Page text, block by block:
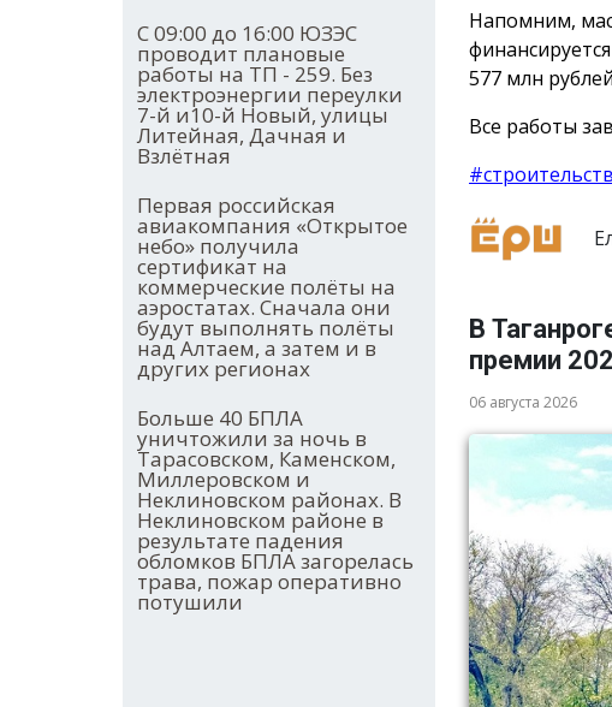
С 09:00 до 16:00 ЮЗЭС
проводит плановые
работы на ТП - 259. Без
электроэнергии переулки
7-й и10-й Новый, улицы
Литейная, Дачная и
Взлётная
Первая российская
авиакомпания «Открытое
небо» получила
сертификат на
коммерческие полёты на
аэростатах. Сначала они
будут выполнять полёты
над Алтаем, а затем и в
других регионах
Больше 40 БПЛА
уничтожили за ночь в
Тарасовском, Каменском,
Миллеровском и
Неклиновском районах. В
Неклиновском районе в
результате падения
обломков БПЛА загорелась
трава, пожар оперативно
потушили
Напомним,
577 млн
Все работы
В
премии
06 августа 2026